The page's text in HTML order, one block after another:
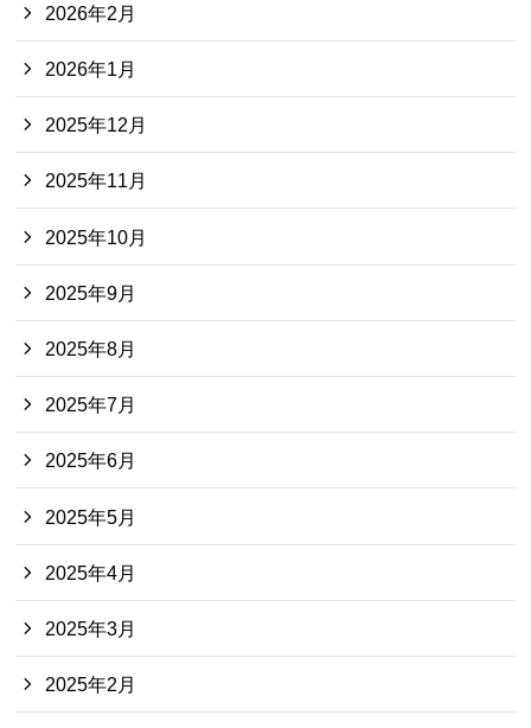
2026年2月
2026年1月
2025年12月
2025年11月
2025年10月
2025年9月
2025年8月
2025年7月
2025年6月
2025年5月
2025年4月
2025年3月
2025年2月